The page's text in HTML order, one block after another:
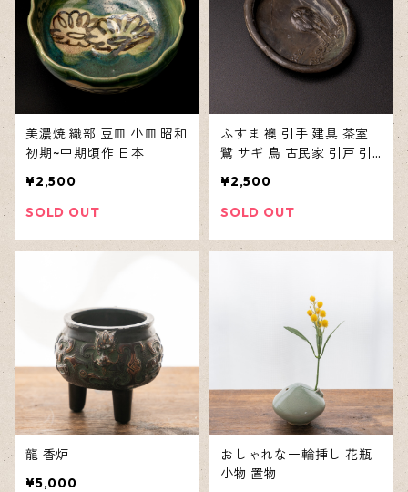
美濃焼 織部 豆皿 小皿 昭和
初期~中期頃作 日本
¥2,500
SOLD OUT
ふすま 襖 引手 建具 茶室
鷺 サギ 鳥 古民家 引戸 引
¥2,500
SOLD OUT
龍 香炉
¥5,000
おしゃれな一輪挿し 花瓶
小物 置物